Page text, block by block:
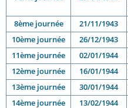
8ème journée
21/11/1943
10ème journée
26/12/1943
11ème journée
02/01/1944
12ème journée
16/01/1944
13ème journée
30/01/1944
14ème journée
13/02/1944